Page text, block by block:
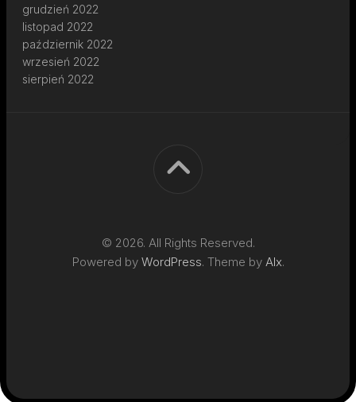
grudzień 2022
listopad 2022
październik 2022
wrzesień 2022
sierpień 2022
© 2026. All Rights Reserved.
Powered by WordPress. Theme by Alx.